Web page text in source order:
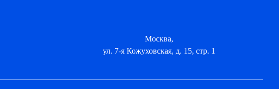
Москва,
ул. 7-я Кожуховская, д. 15, стр. 1